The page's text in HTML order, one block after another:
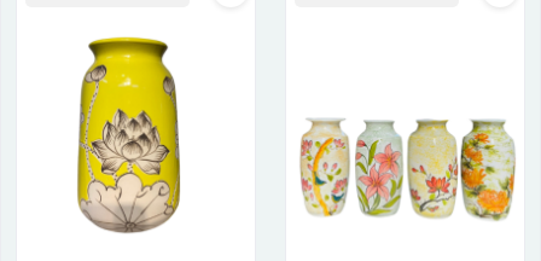
Kiểu in:
In Decal
IN Decal lên GỐM SỨ